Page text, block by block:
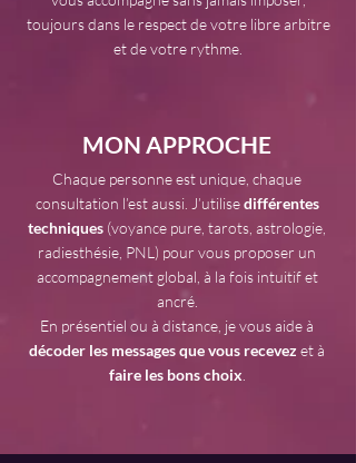
toujours dans le respect de votre libre arbitre
et de votre rythme.
MON APPROCHE
Chaque personne est unique, chaque
consultation l’est aussi. J’utilisedifférentes
techniques (voyance pure, tarots, astrologie,
radiesthésie, PNL) pour vous proposer un
accompagnement global, à la fois intuitif et
ancré.
En présentiel ou à distance, je vous aide à
décoder les messages que vous recevez et à
faire les bons choix